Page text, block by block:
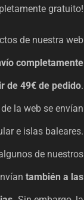
gratuito!
de nuestra web
completamente
de 49€ de pedido.
la web se envían
e islas baleares.
de nuestros
también a las